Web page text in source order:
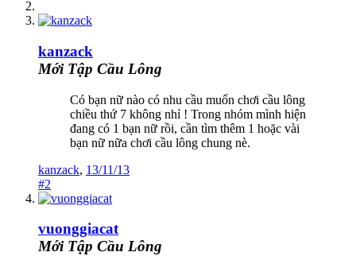
kanzack
Mới Tập Cầu Lông
Có bạn nữ nào có nhu cầu muốn chơi cầu lông
chiều thứ 7 không nhỉ ! Trong nhóm mình hiện
đang có 1 bạn nữ rồi, cần tìm thêm 1 hoặc vài
bạn nữ nữa chơi cầu lông chung nè.
kanzack, 13/11/13
#2
vuonggiacat
Mới Tập Cầu Lông